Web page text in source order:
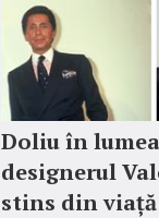
Doliu în
designerul
stins din